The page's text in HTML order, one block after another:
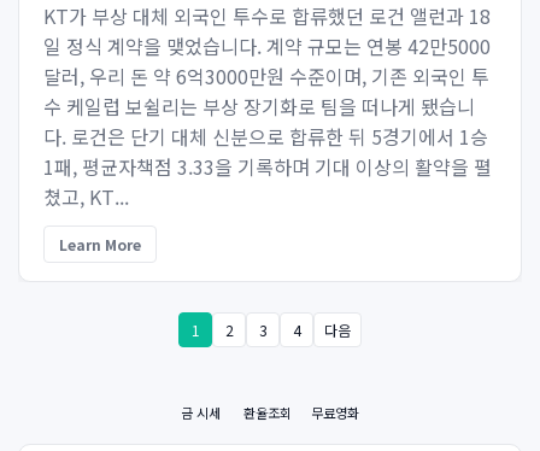
KT가 부상 대체 외국인 투수로 합류했던 로건 앨런과 18
일 정식 계약을 맺었습니다. 계약 규모는 연봉 42만5000
달러, 우리 돈 약 6억3000만원 수준이며, 기존 외국인 투
수 케일럽 보쉴리는 부상 장기화로 팀을 떠나게 됐습니
다. 로건은 단기 대체 신분으로 합류한 뒤 5경기에서 1승
1패, 평균자책점 3.33을 기록하며 기대 이상의 활약을 펼
쳤고, KT...
Learn More
1 2 3 4 다음
금 시세 환율조회 무료영화